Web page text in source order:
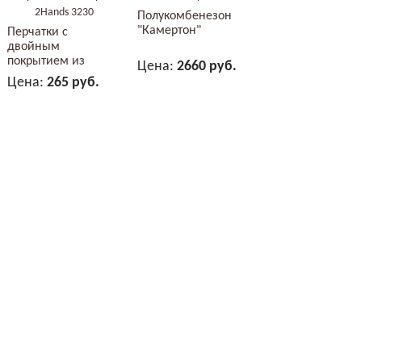
Перчатки с
двойным
покрытием из
нитрила 2Hands...
Цена: 265 руб.
Полукомбенезон
"Камертон"
Цена:2660 руб.